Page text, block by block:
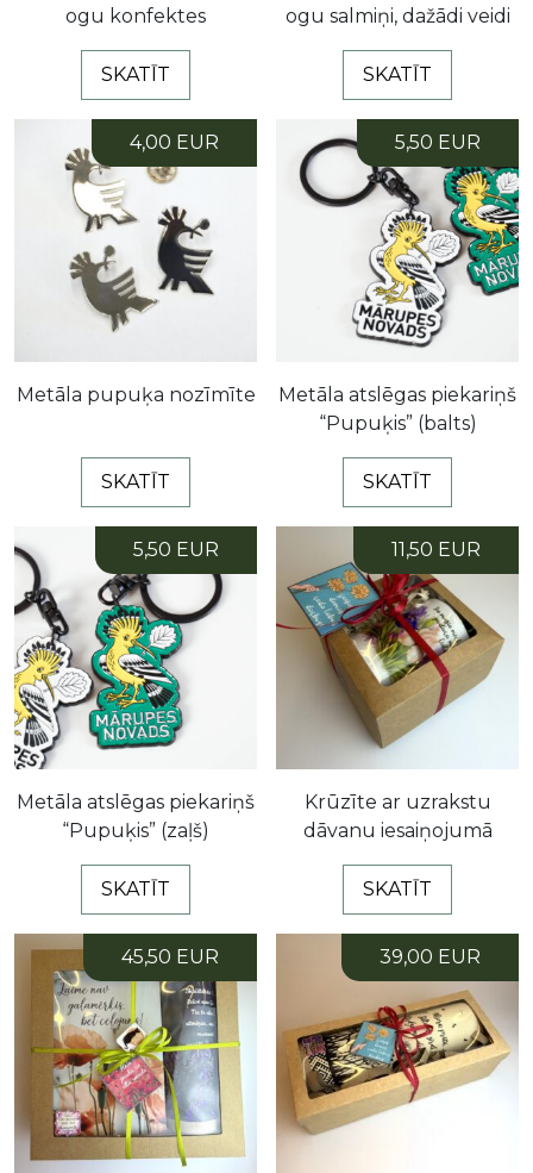
ogu konfektes
SKATĪT
ogu salmiņi, dažādi veidi
SKATĪT
4,00 EUR
Metāla pupuķa nozīmīte
SKATĪT
5,50 EUR
Metāla atslēgas piekariņš
“Pupuķis” (balts)
SKATĪT
5,50 EUR
Metāla atslēgas piekariņš
“Pupuķis” (zaļš)
SKATĪT
11,50 EUR
Krūzīte ar uzrakstu
dāvanu iesaiņojumā
SKATĪT
45,50 EUR 39,00 EUR